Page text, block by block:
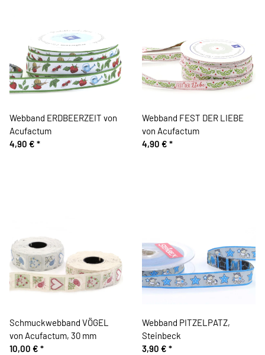
Webband ERDBEERZEIT von
Acufactum
4,90 € *
Webband FEST DER LIEBE
von Acufactum
4,90 € *
Schmuckwebband VÖGEL
von Acufactum, 30 mm
10,00 € *
Webband PITZELPATZ,
Steinbeck
3,90 € *